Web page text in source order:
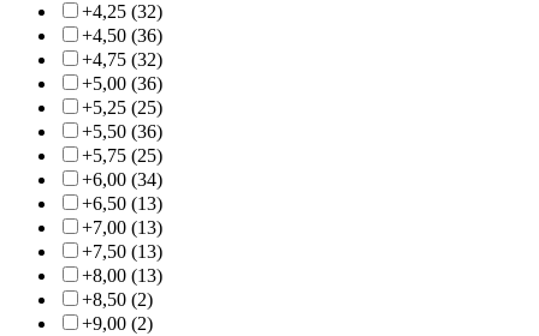
+4,25 (32)
+4,50 (36)
+4,75 (32)
+5,00 (36)
+5,25 (25)
+5,50 (36)
+5,75 (25)
+6,00 (34)
+6,50 (13)
+7,00 (13)
+7,50 (13)
+8,00 (13)
+8,50 (2)
+9,00 (2)